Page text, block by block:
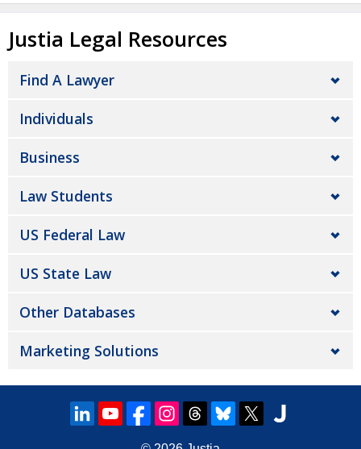
Justia Legal Resources
Find A Lawyer
Individuals
Business
Law Students
US Federal Law
US State Law
Other Databases
Marketing Solutions